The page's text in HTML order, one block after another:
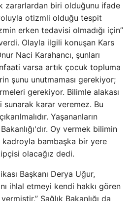
zararlardan biri olduğunu ifade
otizmli olduğu tespit
erken tedavisi olmadığı için”
Olayla ilgili konuşan Kars
Naci Karahancı, şunları
varsa artık çocuk topluma
şunu unutmaması gerekiyor;
gerekiyor. Bilimle alakası
sunarak karar veremez. Bu
Yaşananların
Oy vermek bilimin
bambaşka bir yere
olacağız dedi.
Başkanı Derya Uğur,
ihlal etmeyi kendi hakkı gören
Sağlık Bakanlığı da